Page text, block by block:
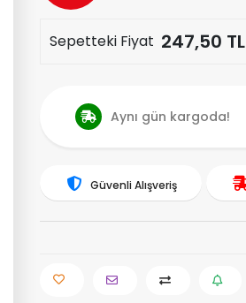
Sepetteki Fiyat 247,50 TL
Aynı gün kargoda!
Güvenli Alışveriş